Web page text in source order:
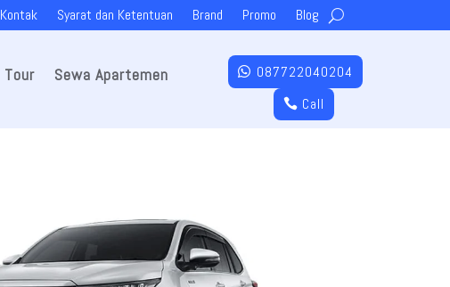
Kontak Syarat dan Ketentuan Brand Promo Blog
Tour Sewa Apartemen
087722040204
Call